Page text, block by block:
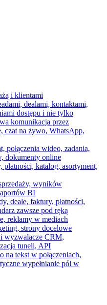
i klientami
dealami, kontaktami,
dostępu i nie tylko
komunikacja przez
czat na żywo, WhatsApp,
połączenia wideo, zadania,
dokumenty online
płatności, katalog, asortyment,
wyników
BI
deale, faktury, płatności,
zawsze pod ręką
reklamy w mediach
strony docelowe
i wyzwalacze CRM,
tuneli, API
na tekst w połączeniach,
wypełnianie pól w